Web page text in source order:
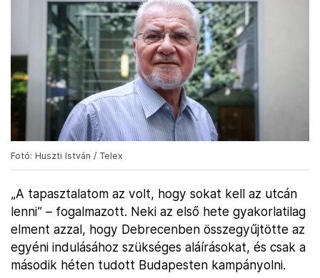
Fotó: Huszti István / Telex
„A tapasztalatom az volt, hogy sokat kell az utcán
lenni” – fogalmazott. Neki az első hete gyakorlatilag
elment azzal, hogy Debrecenben összegyűjtötte az
egyéni indulásához szükséges aláírásokat, és csak a
második héten tudott Budapesten kampányolni.